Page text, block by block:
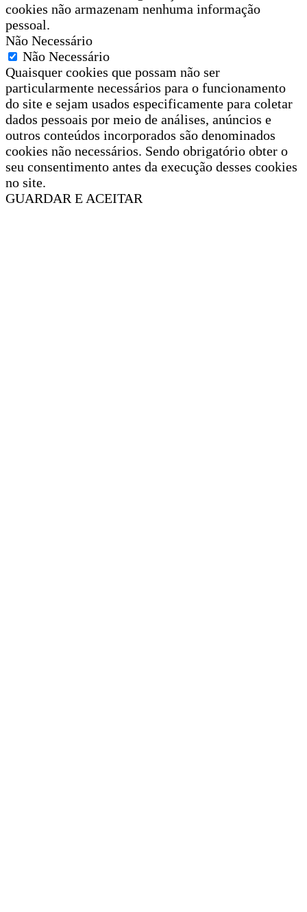
cookies não armazenam nenhuma informação
pessoal.
Não Necessário
Não Necessário
Quaisquer cookies que possam não ser
particularmente necessários para o funcionamento
do site e sejam usados especificamente para coletar
dados pessoais por meio de análises, anúncios e
outros conteúdos incorporados são denominados
cookies não necessários. Sendo obrigatório obter o
seu consentimento antes da execução desses cookies
no site.
GUARDAR E ACEITAR